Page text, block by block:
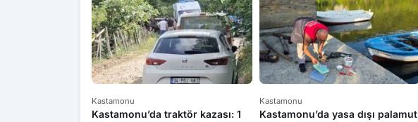
Kastamonu
Kastamonu’da traktör kazası: 1
Kastamonu
Kastamonu’da yasa dışı palamut